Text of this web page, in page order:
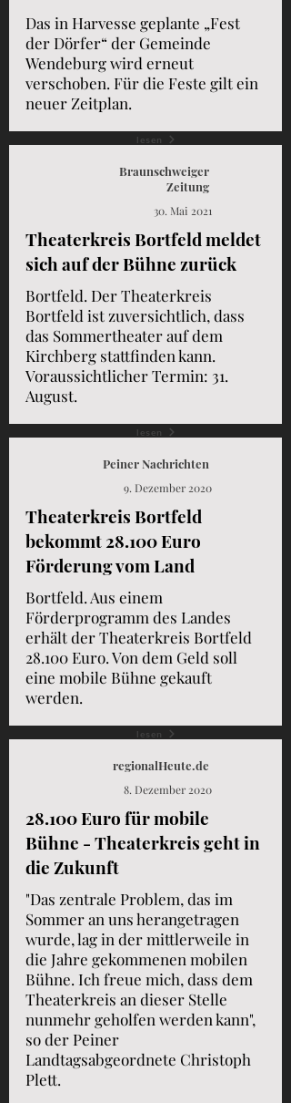
Das in Harvesse geplante „Fest
der Dörfer“ der Gemeinde
Wendeburg wird erneut
verschoben. Für die Feste gilt ein
neuer Zeitplan.
lesen
Braunschweiger
Zeitung
30. Mai 2021
Theaterkreis Bortfeld meldet
sich auf der Bühne zurück
Bortfeld. Der Theaterkreis
Bortfeld ist zuversichtlich, dass
das Sommertheater auf dem
Kirchberg stattfinden kann.
Voraussichtlicher Termin: 31.
August.
lesen
Peiner Nachrichten
9. Dezember 2020
Theaterkreis Bortfeld
bekommt 28.100 Euro
Förderung vom Land
Bortfeld. Aus einem
Förderprogramm des Landes
erhält der Theaterkreis Bortfeld
28.100 Euro. Von dem Geld soll
eine mobile Bühne gekauft
werden.
lesen
regionalHeute.de
8. Dezember 2020
28.100 Euro für mobile
Bühne - Theaterkreis geht in
die Zukunft
"Das zentrale Problem, das im
Sommer an uns herangetragen
wurde, lag in der mittlerweile in
die Jahre gekommenen mobilen
Bühne. Ich freue mich, dass dem
Theaterkreis an dieser Stelle
nunmehr geholfen werden kann",
so der Peiner
Landtagsabgeordnete Christoph
Plett.